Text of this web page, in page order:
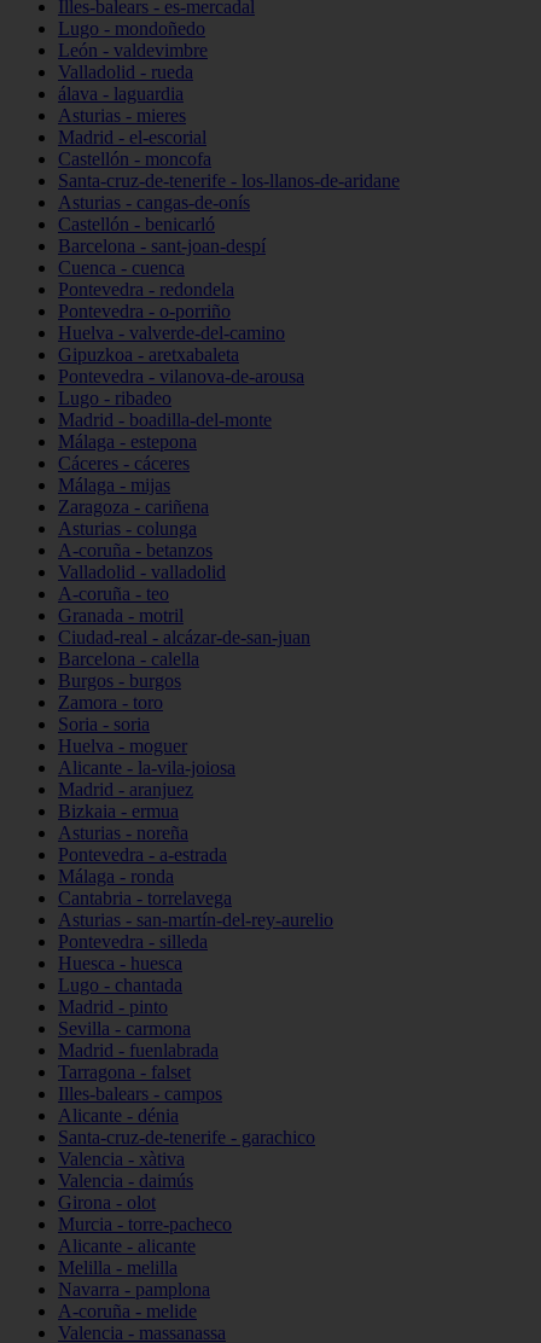
Illes-balears - es-mercadal
Lugo - mondoñedo
León - valdevimbre
Valladolid - rueda
álava - laguardia
Asturias - mieres
Madrid - el-escorial
Castellón - moncofa
Santa-cruz-de-tenerife - los-llanos-de-aridane
Asturias - cangas-de-onís
Castellón - benicarló
Barcelona - sant-joan-despí
Cuenca - cuenca
Pontevedra - redondela
Pontevedra - o-porriño
Huelva - valverde-del-camino
Gipuzkoa - aretxabaleta
Pontevedra - vilanova-de-arousa
Lugo - ribadeo
Madrid - boadilla-del-monte
Málaga - estepona
Cáceres - cáceres
Málaga - mijas
Zaragoza - cariñena
Asturias - colunga
A-coruña - betanzos
Valladolid - valladolid
A-coruña - teo
Granada - motril
Ciudad-real - alcázar-de-san-juan
Barcelona - calella
Burgos - burgos
Zamora - toro
Soria - soria
Huelva - moguer
Alicante - la-vila-joiosa
Madrid - aranjuez
Bizkaia - ermua
Asturias - noreña
Pontevedra - a-estrada
Málaga - ronda
Cantabria - torrelavega
Asturias - san-martín-del-rey-aurelio
Pontevedra - silleda
Huesca - huesca
Lugo - chantada
Madrid - pinto
Sevilla - carmona
Madrid - fuenlabrada
Tarragona - falset
Illes-balears - campos
Alicante - dénia
Santa-cruz-de-tenerife - garachico
Valencia - xàtiva
Valencia - daimús
Girona - olot
Murcia - torre-pacheco
Alicante - alicante
Melilla - melilla
Navarra - pamplona
A-coruña - melide
Valencia - massanassa